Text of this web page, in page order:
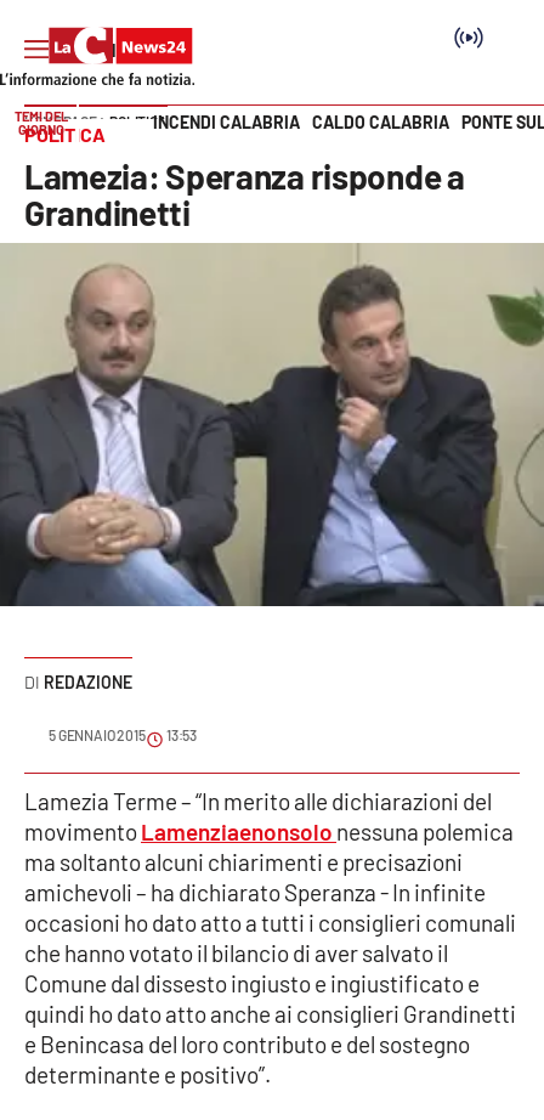
SEZIONI
Politica
Attualità
Economia e lavoro
Italia Mondo
Sanità
Cultura
Podcast
Meteo
Editoriali
VIDEO
Ambiente
Cronaca
Vai
TEMI DEL
GIORNO
INCENDI CALABRIA CALDO CALABRIA PONTE
HOME PAGE POLITICA
POLITICA
Lamezia: Speranza risponde a
Grandinetti
REDAZIONE
5 GENNAIO 2015 13:53
Lamezia Terme – “In merito alle dichiarazioni del
movimentoLamenziaenonsolo nessuna polemica
ma soltanto alcuni chiarimenti e precisazioni
amichevoli – ha dichiarato Speranza - In infinite
occasioni ho dato atto a tutti i consiglieri comunali
che hanno votato il bilancio di aver salvato il
Comune dal dissesto ingiusto e ingiustificato e
quindi ho dato atto anche ai consiglieri Grandinetti
e Benincasa del loro contributo e del sostegno
determinante e positivo”.